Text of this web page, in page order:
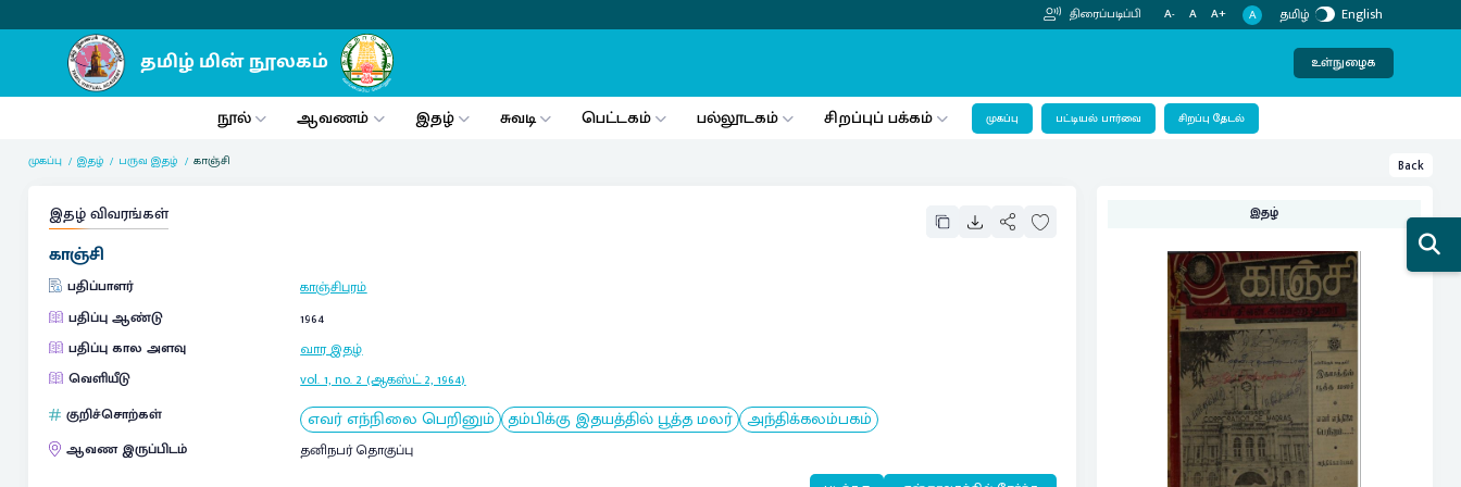
திரைப்படிப்பி A- A A+ A தமிழ் English
உள்நுழைக
நூல் ஆவணம் இதழ் சுவடி பெட்டகம் பல்லூடகம் சிறப்புப் பக்கம் முகப்பு பட்டியல் பார்வை சிறப்பு தேடல்
முகப்பு இதழ் பருவ இதழ் காஞ்சி Back
இதழ் விவரங்கள்
காஞ்சி
பதிப்பாளர்
காஞ்சிபுரம்
பதிப்பு ஆண்டு
1964
பதிப்பு கால அளவு
வார இதழ்
வெளியீடு
vol. 1, no. 2 (ஆகஸ்ட் 2, 1964)
குறிச்சொற்கள்
எவர் எந்நிலை பெறினும் தம்பிக்கு இதயத்தில் பூத்த மலர் அந்திக்கலம்பகம்
ஆவண இருப்பிடம் தனிநபர் தொகுப்பு
இதழ்